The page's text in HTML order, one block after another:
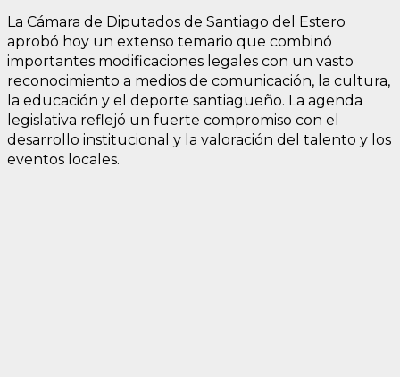
La Cámara de Diputados de Santiago del Estero
aprobó hoy un extenso temario que combinó
importantes modificaciones legales con un vasto
reconocimiento a medios de comunicación, la cultura,
la educación y el deporte santiagueño. La agenda
legislativa reflejó un fuerte compromiso con el
desarrollo institucional y la valoración del talento y los
eventos locales.